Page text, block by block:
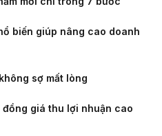
biến giúp nâng cao doanh
sợ mất lòng
giá thu lợi nhuận cao